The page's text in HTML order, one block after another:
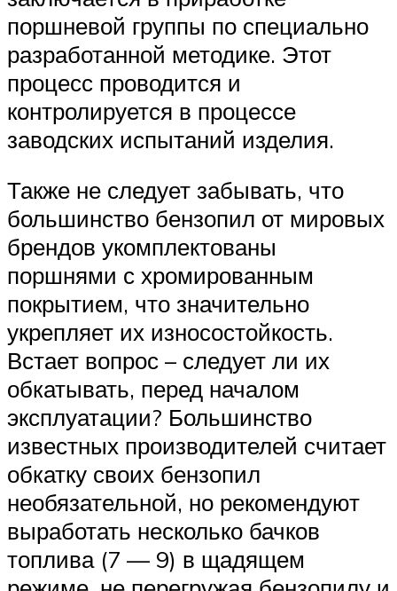
поршневой группы по специально
разработанной методике. Этот
процесс проводится и
контролируется в процессе
заводских испытаний изделия.
Также не следует забывать, что
большинство бензопил от мировых
брендов укомплектованы
поршнями с хромированным
покрытием, что значительно
укрепляет их износостойкость.
Встает вопрос – следует ли их
обкатывать, перед началом
эксплуатации? Большинство
известных производителей считает
обкатку своих бензопил
необязательной, но рекомендуют
выработать несколько бачков
топлива (7 — 9) в щадящем